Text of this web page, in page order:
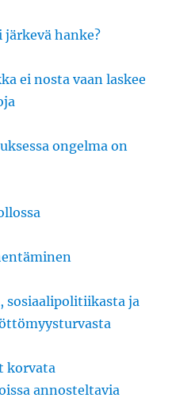
järkevä hanke?
ei nosta vaan laskee
ongelma on
sosiaalipolitiikasta ja
korvata
annosteltavia